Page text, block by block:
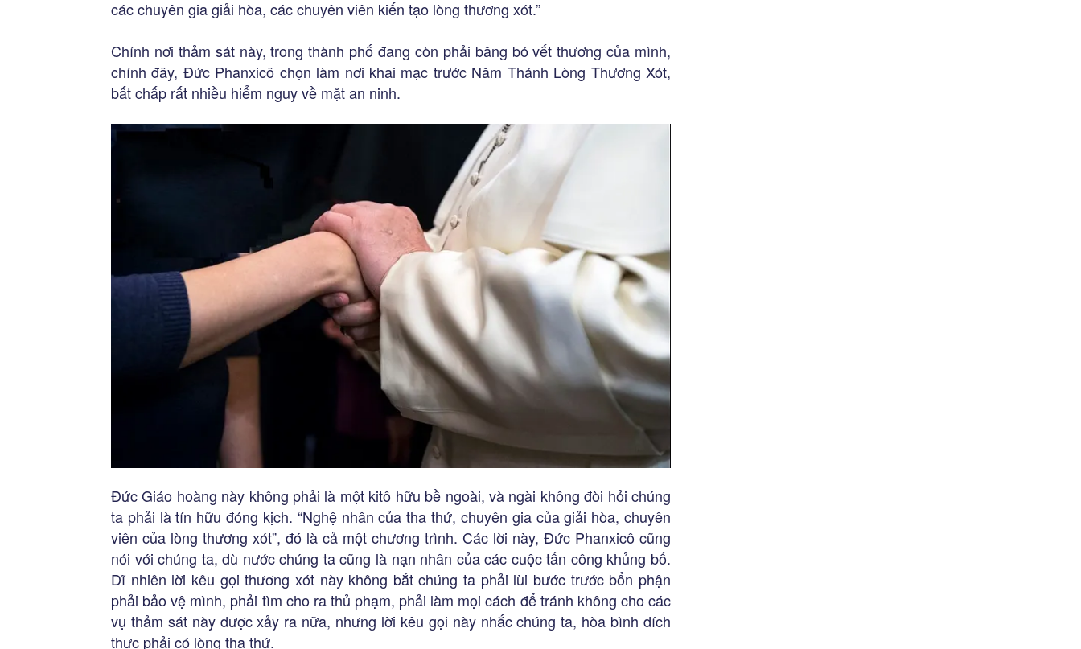
các chuyên gia giải hòa, các chuyên viên kiến tạo lòng thương xót.”
Chính nơi thảm sát này, trong thành phố đang còn phải băng bó vết thương của mình,
chính đây, Đức Phanxicô chọn làm nơi khai mạc trước Năm Thánh Lòng Thương Xót,
bất chấp rất nhiều hiểm nguy về mặt an ninh.
Đức Giáo hoàng này không phải là một kitô hữu bề ngoài, và ngài không đòi hỏi chúng
ta phải là tín hữu đóng kịch. “Nghệ nhân của tha thứ, chuyên gia của giải hòa, chuyên
viên của lòng thương xót”, đó là cả một chương trình. Các lời này, Đức Phanxicô cũng
nói với chúng ta, dù nước chúng ta cũng là nạn nhân của các cuộc tấn công khủng bố.
Dĩ nhiên lời kêu gọi thương xót này không bắt chúng ta phải lùi bước trước bổn phận
phải bảo vệ mình, phải tìm cho ra thủ phạm, phải làm mọi cách để tránh không cho các
vụ thảm sát này được xảy ra nữa, nhưng lời kêu gọi này nhắc chúng ta, hòa bình đích
thực phải có lòng tha thứ.